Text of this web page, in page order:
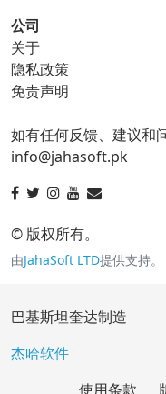
ico 转换器
ico 到 bmp
ico 到 gif
ico 到 png
ico 到 tga
jpg 到 bmp
公司
关于
隐私政策
免责声明
如有任何反馈、建议和
info@jahasoft.pk
© 版权所有。
由JahaSoft LTD提供支持。
巴基斯坦奎达制造
杰哈软件
使用条款